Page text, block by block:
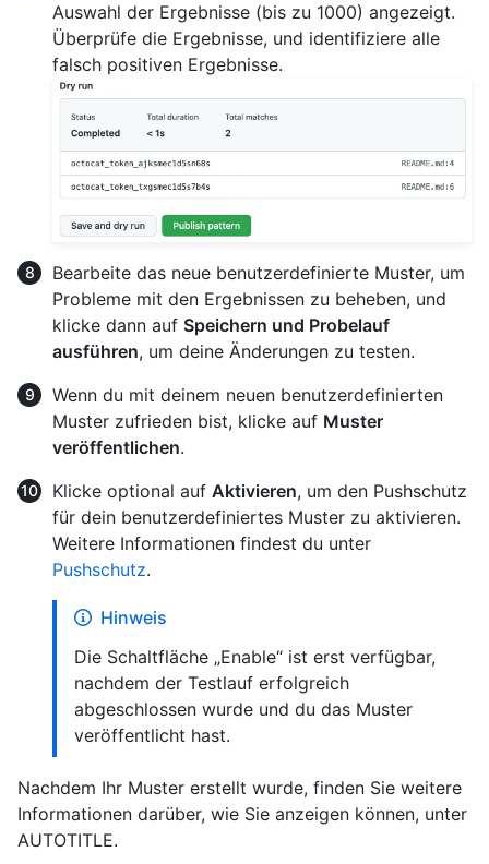
Auswahl der Ergebnisse (bis zu 1000) angezeigt.
Überprüfe die Ergebnisse, und identifiziere alle
falsch positiven Ergebnisse.
Bearbeite das neue benutzerdefinierte Muster, um
Probleme mit den Ergebnissen zu beheben, und
klicke dann auf Speichern und Probelauf
ausführen, um deine Änderungen zu testen.
Wenn du mit deinem neuen benutzerdefinierten
Muster zufrieden bist, klicke auf Muster
veröffentlichen.
Klicke optional auf Aktivieren, um den Pushschutz
für dein benutzerdefiniertes Muster zu aktivieren.
Weitere Informationen findest du unter
Pushschutz.
Hinweis
Die Schaltfläche „Enable“ ist erst verfügbar,
nachdem der Testlauf erfolgreich
abgeschlossen wurde und du das Muster
veröffentlicht hast.
Nachdem Ihr Muster erstellt wurde, finden Sie weitere
Informationen darüber, wie Sie anzeigen können, unter
AUTOTITLE.